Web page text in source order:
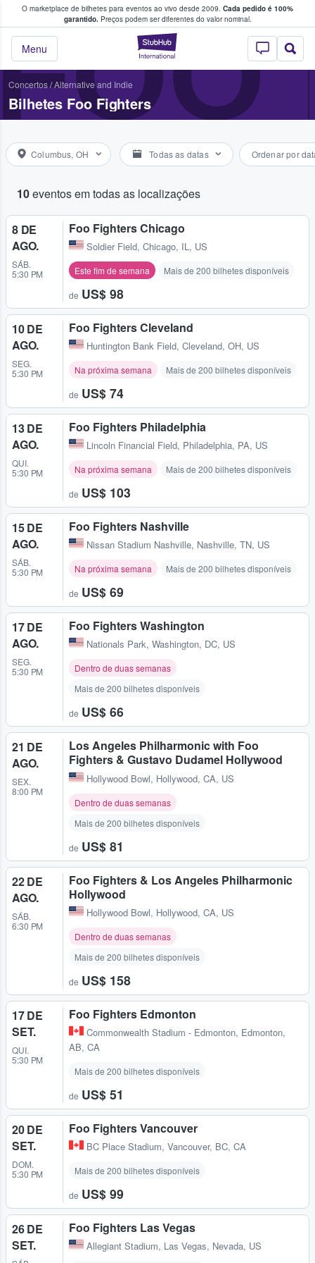
O marketplace de bilhetes para eventos ao vivo desde 2009. Cada pedido é 100%
garantido.Preços podem ser diferentes do valor nominal.
StubHub – onde
Menu
fãs compram e vendem bilhetes
Concertos/Alternative and Indie
Bilhetes Foo Fighters
Columbus, OH Todas as datas Ordenar por
10eventos em todas as localizações
8 DE
AGO.
SÁB.
5:30 PM
Foo Fighters Chicago
Soldier Field, Chicago, IL, US
Este fim de semana Mais de 200 bilhetes disponíveis
de US$ 98
10 DE
AGO.
SEG.
5:30 PM
Foo Fighters Cleveland
Huntington Bank Field, Cleveland, OH, US
Na próxima semana Mais de 200 bilhetes disponíveis
de US$ 74
13 DE
AGO.
QUI.
5:30 PM
Foo Fighters Philadelphia
Lincoln Financial Field, Philadelphia, PA, US
Na próxima semana Mais de 200 bilhetes disponíveis
de US$ 103
15 DE
AGO.
SÁB.
5:30 PM
Foo Fighters Nashville
Nissan Stadium Nashville, Nashville, TN, US
Na próxima semana Mais de 200 bilhetes disponíveis
de US$ 69
17 DE
AGO.
SEG.
5:30 PM
Foo Fighters Washington
Nationals Park, Washington, DC, US
Dentro de duas semanas
Mais de 200 bilhetes disponíveis
de US$ 66
21 DE
AGO.
SEX.
8:00 PM
Los Angeles Philharmonic with Foo
Fighters & Gustavo Dudamel Hollywood
Hollywood Bowl, Hollywood, CA, US
Dentro de duas semanas
Mais de 200 bilhetes disponíveis
de US$ 81
22 DE
AGO.
SÁB.
6:30 PM
Foo Fighters & Los Angeles Philharmonic
Hollywood
Hollywood Bowl, Hollywood, CA, US
Dentro de duas semanas
Mais de 200 bilhetes disponíveis
de US$ 158
17 DE
SET.
QUI.
5:30 PM
Foo Fighters Edmonton
Commonwealth Stadium - Edmonton, Edmonton,
AB, CA
Mais de 200 bilhetes disponíveis
de US$ 51
20 DE
SET.
DOM.
5:30 PM
Foo Fighters Vancouver
BC Place Stadium, Vancouver, BC, CA
Mais de 200 bilhetes disponíveis
de US$ 99
26 DE
SET.
Foo Fighters Las Vegas
Allegiant Stadium, Las Vegas, Nevada, US